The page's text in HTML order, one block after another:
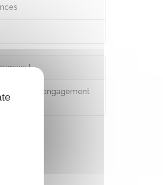
!
contrat d'engagement